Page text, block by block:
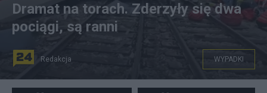
Dramat na torach. Zderzyły się dwa
pociągi, są ranni
Redakcja WYPADKI